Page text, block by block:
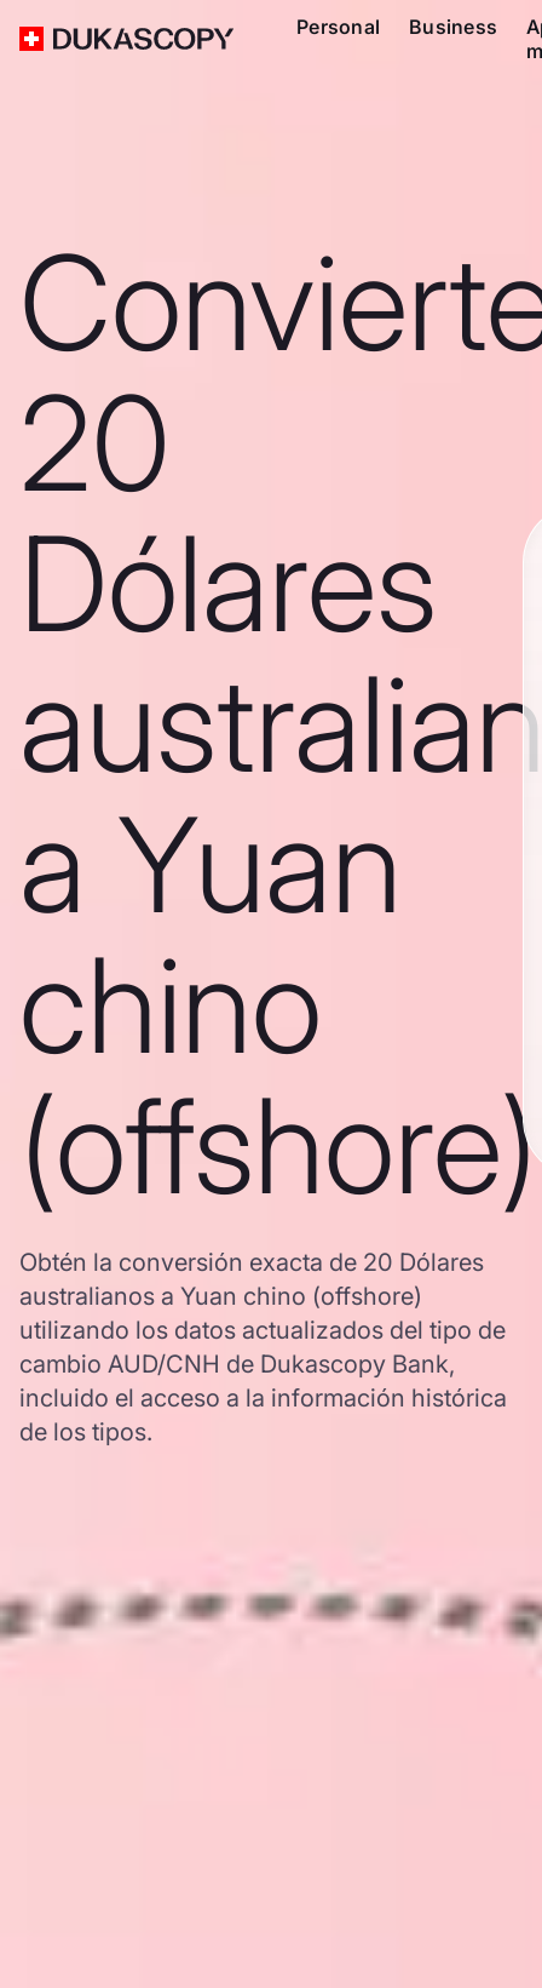
Personal Business
20
Dólares
a Yuan
chino
(offshore)
Obtén la conversión exacta de 20 Dólares
australianos a Yuan chino (offshore)
utilizando los datos actualizados del tipo de
cambio AUD/CNH de Dukascopy Bank,
incluido el acceso a la información histórica
de los tipos.